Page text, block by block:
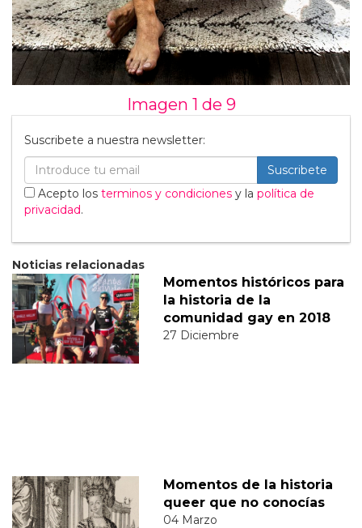
Imagen 1 de 9
Suscribete a nuestra newsletter:
Suscribete
Acepto los terminos y condiciones y la política de
privacidad.
Noticias relacionadas
Momentos históricos para
la historia de la
comunidad gay en 2018
27 Diciembre
Momentos de la historia
queer que no conocías
04 Marzo